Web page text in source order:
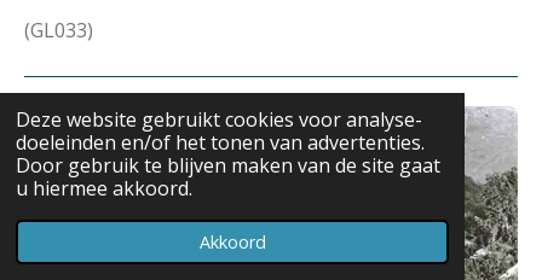
Deze website gebruikt cookies voor analyse-
doeleinden en/of het tonen van advertenties.
Door gebruik te blijven maken van de site gaat
u hiermee akkoord.
Akkoord
(GL033)